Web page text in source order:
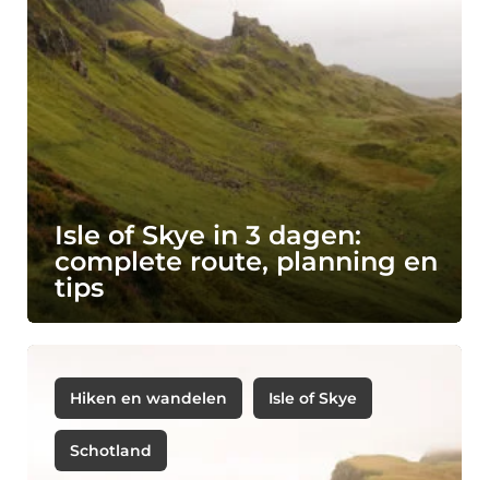
Isle of Skye in 3 dagen:
complete route, planning en
tips
Hiken en wandelen Isle of Skye
Schotland